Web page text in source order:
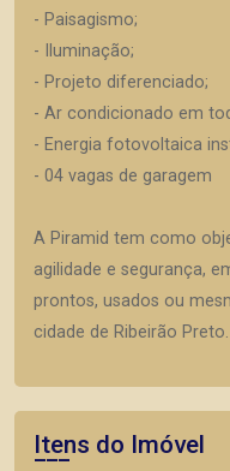
- Paisagismo;
- Iluminação;
- Projeto diferenciado;
- Ar condicionado em
- Energia fotovoltaica
- 04 vagas de garagem
A Piramid tem como
agilidade e segurança,
prontos, usados ou
cidade de Ribeirão Preto.
Itens do Imóvel